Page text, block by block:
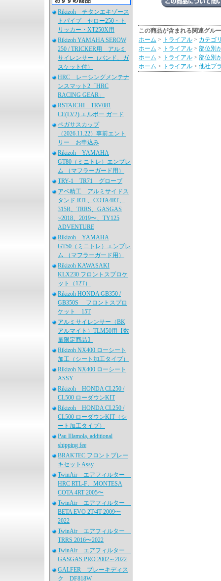
Rikizoh チタンエキゾース
トパイプ セロー250・ト
リッカー・XT250X用
Rikizoh YAMAHA SEROW
250 / TRICKER用 アルミ
サイレンサー（バンド、ガ
スケット付）
HRC レーシングメンテナ
ンスマット2「HRC
RACING GEAR」
RSTAICHI TRV081
CE(LV2) エルボー ガード
ペガサスカップ
（2026.11.22）事前エント
リー お申込み
Rikizoh YAMAHA
GT80（ミニトレ）エンブレ
ム （マフラーガード用）
TRY-1 TR71 グローブ
アベ精工 アルミサイドス
タンド RTL、COTA4RT、
315R、TRRS、GASGAS
~2018、2019〜、TY125
ADVENTURE
Rikizoh YAMAHA
GT50（ミニトレ）エンブレ
ム （マフラーガード用）
Rikizoh KAWASAKI
KLX230 フロントスプロケ
ット（12T）
Rikizoh HONDA GB350 /
GB350S フロントスプロ
ケット 15T
アルミサイレンサー（BK
アルマイト）TLM50用【数
量限定商品】
Rikizoh NX400 ローシート
加工（シート加工タイプ）
Rikizoh NX400 ローシート
ASSY
Rikizoh HONDA CL250 /
CL500 ローダウンKIT
Rikizoh HONDA CL250 /
CL500 ローダウンKIT（シ
ート加工タイプ）
Pau Illamola, additional
shipping fee
BRAKTEC フロントブレー
キセットAssy
TwinAir エアフィルター
HRC RTL-F、MONTESA
COTA 4RT 2005〜
TwinAir エアフィルター
BETA EVO 2T/4T 2009〜
2022
TwinAir エアフィルター
TRRS 2016〜2022
TwinAir エアフィルター
GASGAS PRO 2002～2022
GALFER ブレーキディス
ク DF818W
この商品が含まれる関連グル
ホーム > トライアル > カテゴ
ホーム > トライアル > 部位別
ホーム > トライアル > 部位別
ホーム > トライアル > 他社ブ